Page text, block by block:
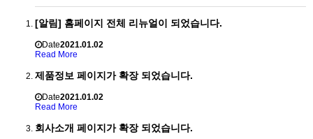
[알림] 홈페이지 전체 리뉴얼이 되었습니다.
Date2021.01.02
Read More
제품정보 페이지가 확장 되었습니다.
Date2021.01.02
Read More
회사소개 페이지가 확장 되었습니다.